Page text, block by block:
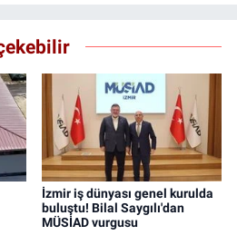
İzmir iş dünyası genel kurulda
buluştu! Bilal Saygılı'dan
MÜSİAD vurgusu